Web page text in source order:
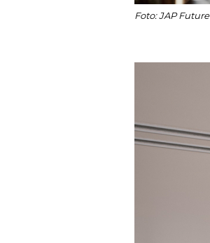
Foto: JAP Future